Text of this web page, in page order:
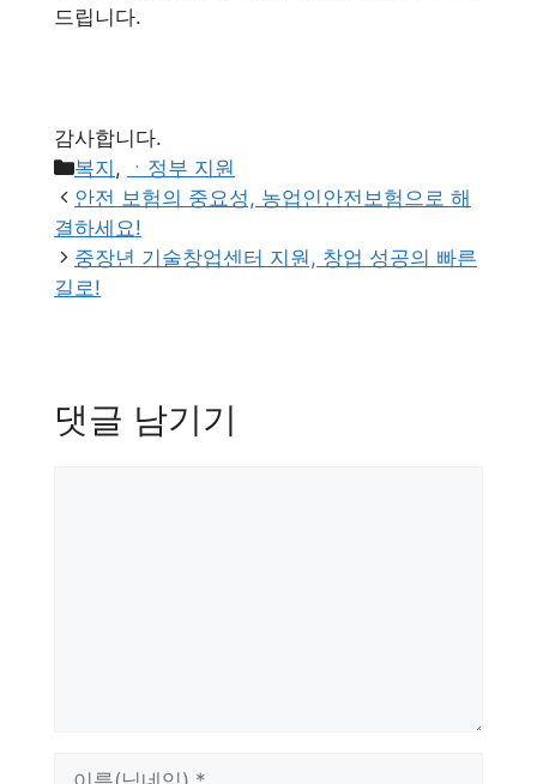
드립니다.
감사합니다.
카
테
고
리
복지,
ㆍ정부 지원
안전 보험의 중요성, 농업인안전보험으로 해
결하세요!
중장년 기술창업센터 지원, 창업 성공의 빠른
길로!
댓글 남기기